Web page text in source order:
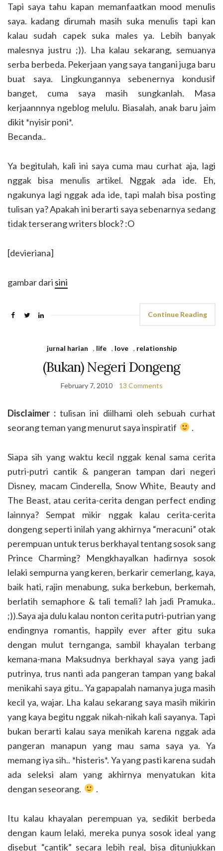
Tapi saya tahu kapan memanfaatkan mood menulis
saya. kadang dirumah masih suka menulis tapi kan
kalau sudah capek suka males ya. Lebih banyak
malesnya justru ;)). Lha kalau sekarang, semuanya
serba berbeda. Pekerjaan yang saya tangani juga baru
buat saya. Lingkungannya sebenernya kondusif
banget, cuma saya masih sungkanlah. Masa
kerjaannnya ngeblog melulu. Biasalah, anak baru jaim
dikit *nyisir poni*.
Becanda..
Ya begitulah, kali ini saya cuma mau curhat aja, lagi
nggak bisa menulis artikel. Nggak ada ide. Eh,
ngakunya lagi nggak ada ide, tapi malah bisa posting
tulisan ya? Apakah ini berarti saya sebenarnya sedang
tidak terserang writers block? :O
[devieriana]
gambar dari sini
Continue Reading
jurnal harian , life , love , relationship
(Bukan) Negeri Dongeng
February 7, 2010 13 Comments
Disclaimer :tulisan ini diilhami oleh sebuah curhat
seorang teman yang menurut saya inspiratif
.
Siapa sih yang waktu kecil nggak kenal sama cerita
putri-putri cantik & pangeran tampan dari negeri
Disney, macam Cinderella, Snow White, Beauty and
The Beast, atau cerita-cerita dengan perfect ending
lainnya? Sempat mikir nggak kalau cerita-cerita
dongeng seperti inilah yang akhirnya “meracuni” otak
perempuan untuk terus berkhayal tentang sosok sang
Prince Charming? Mengkhayalkan hadirnya sosok
lelaki sempurna yang keren, berkarir cemerlang, kaya,
baik hati, rajin menabung, suka berkebun, berkemah,
berlatih semaphore & tali temali? lah jadi Pramuka..
;)).Saya aja dulu kalau nonton cerita putri-putrian yang
endingnya romantis, happily ever after gitu suka
dengan mulut ternganga, sambil khayalan terbang
kemana-mana Maksudnya berkhayal saya yang jadi
putrinya, trus nanti ada pangeran tampan yang bakal
menikahi saya gitu.. Ya gapapalah namanya juga masih
kecil ya, wajar. Lha kalau sekarang saya masih mikirin
yang kaya begitu nggak nikah-nikah kali sayanya. Tapi
bukan berarti kalau saya menikah karena nggak ada
pangeran manapun yang mau sama saya ya. Ya
memang iya sih.. *histeris*. Ya yang pasti karena sudah
ada seleksi alam yang akhirnya menyatukan kita
dengan seseorang.
.
Itu kalau khayalan perempuan ya, sedikit berbeda
dengan kaum lelaki, mereka punya sosok ideal yang
disebut “cantik” secara lebih real, bisa ditunjukkan